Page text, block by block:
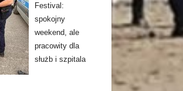
Festival:
spokojny
weekend, ale
pracowity dla
służb i szpitala